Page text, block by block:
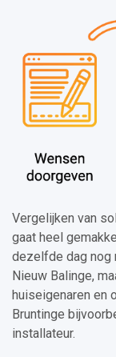
Vergelijken van
gaat heel
dezelfde dag nog
Nieuw Balinge,
huiseigenaren en
Bruntinge
installateur.